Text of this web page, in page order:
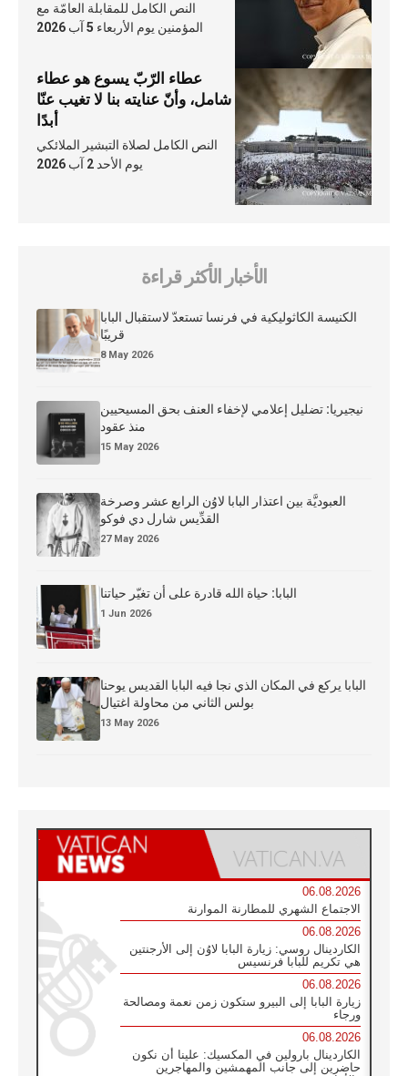
النص الكامل للمقابلة العامّة مع
المؤمنين يوم الأربعاء 5 آب 2026
عطاء الرّبّ يسوع هو عطاء
شامل، وأنّ عنايته بنا لا تغيب عنّا
أبدًا
النص الكامل لصلاة التبشير الملائكي
يوم الأحد 2 آب 2026
الأخبار الأكثر قراءة
الكنيسة الكاثوليكية في فرنسا تستعدّ لاستقبال البابا
قريبًا
8 May 2026
نيجيريا: تضليل إعلامي لإخفاء العنف بحق المسيحيين
منذ عقود
15 May 2026
العبوديَّة بين اعتذار البابا لاوُن الرابع عشر وصرخة
القدِّيس شارل دي فوكو
27 May 2026
البابا: حياة الله قادرة على أن تغيّر حياتنا
1 Jun 2026
البابا يركع في المكان الذي نجا فيه البابا القديس يوحنا
بولس الثاني من محاولة اغتيال
13 May 2026
06.08.2026
الاجتماع الشهري للمطارنة الموارنة
06.08.2026
الكاردينال روسي: زيارة البابا لاوُن إلى الأرجنتين
هي تكريم للبابا فرنسيس
06.08.2026
زيارة البابا إلى البيرو ستكون زمن نعمة ومصالحة
ورجاء
06.08.2026
الكاردينال بارولين في المكسيك: علينا أن نكون
حاضرين إلى جانب المهمشين والمهاجرين